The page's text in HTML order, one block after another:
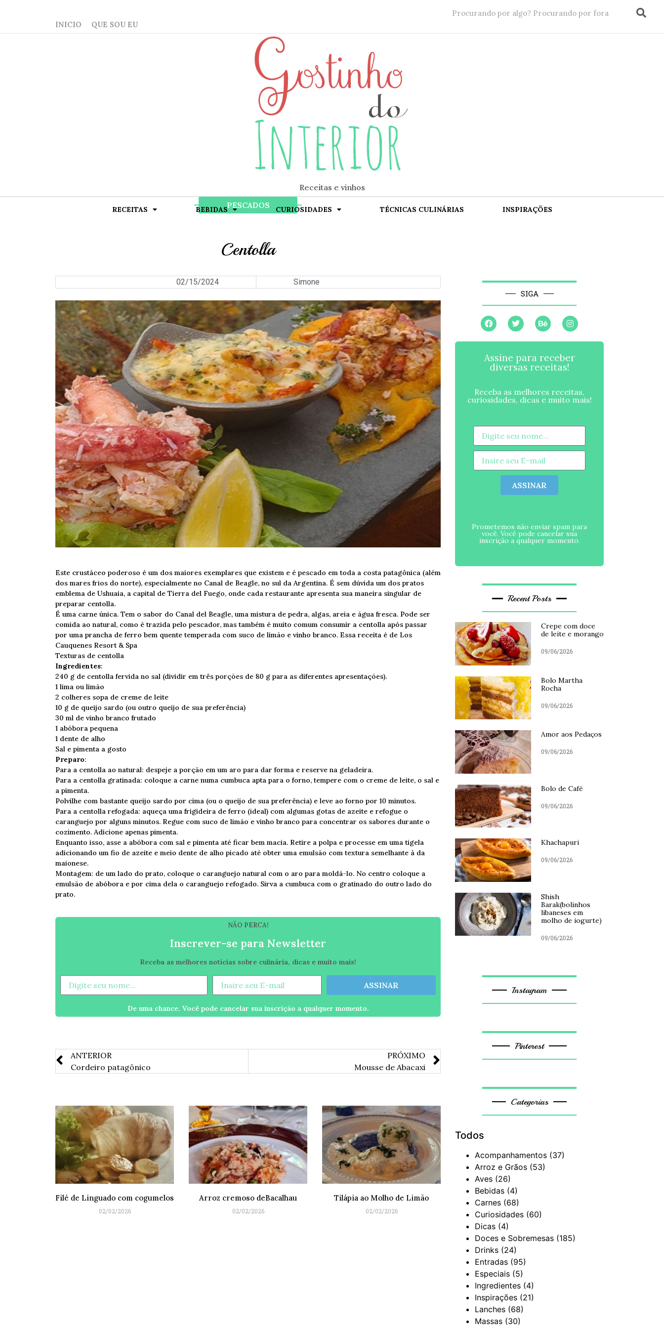
INICIO QUE SOU EU
Receitas e vinhos
RECEITAS BEBIDAS CURIOSIDADES TÉCNICAS CULINÁRIAS INSPIRAÇÕES
PESCADOS
ok
Centolla
02/15/2024 Simone
Este crustáceo poderoso é um dos maiores exemplares que existem e é pescado em toda a costa patagônica (além
dos mares frios do norte), especialmente no Canal de Beagle, no sul da Argentina. É sem dúvida um dos pratos
emblema de Ushuaia, a capital de Tierra del Fuego, onde cada restaurante apresenta sua maneira singular de
preparar centolla.
É uma carne única. Tem o sabor do Canal del Beagle, uma mistura de pedra, algas, areia e água fresca. Pode ser
comida ao natural, como é trazida pelo pescador, mas também é muito comum consumir a centolla após passar
por uma prancha de ferro bem quente temperada com suco de limão e vinho branco. Essa receita é de Los
Cauquenes Resort & Spa
Texturas de centolla
Ingredientes:
240 g de centolla fervida no sal (dividir em três porções de 80 g para as diferentes apresentações).
1 lima ou limão
2 colheres sopa de creme de leite
10 g de queijo sardo (ou outro queijo de sua preferência)
30 ml de vinho branco frutado
1 abóbora pequena
1 dente de alho
Sal e pimenta a gosto
Preparo:
Para a centolla ao natural: despeje a porção em um aro para dar forma e reserve na geladeira.
Para a centolla gratinada: coloque a carne numa cumbuca apta para o forno, tempere com o creme de leite, o sal e
a pimenta.
Polvilhe com bastante queijo sardo por cima (ou o queijo de sua preferência) e leve ao forno por 10 minutos.
Para a centolla refogada: aqueça uma frigideira de ferro (ideal) com algumas gotas de azeite e refogue o
caranguejo por alguns minutos. Regue com suco de limão e vinho branco para concentrar os sabores durante o
cozimento. Adicione apenas pimenta.
Enquanto isso, asse a abóbora com sal e pimenta até ficar bem macia. Retire a polpa e processe em uma tigela
adicionando um fio de azeite e meio dente de alho picado até obter uma emulsão com textura semelhante à da
maionese.
Montagem: de um lado do prato, coloque o caranguejo natural com o aro para moldá-lo. No centro coloque a
emulsão de abóbora e por cima dela o caranguejo refogado. Sirva a cumbuca com o gratinado do outro lado do
prato.
NÃO PERCA!
Inscrever-se para Newsletter
Receba as melhores notícias sobre culinária, dicas e muito mais!
ASSINAR
De uma chance. Você pode cancelar sua inscrição a qualquer momento.
ANTERIOR
Cordeiro patagônico
PRÓXIMO
Mousse de Abacaxi
Filé de Linguado com cogumelos
02/02/2026
Arroz cremoso deBacalhau
02/02/2026
Tilápia ao Molho de Limão
02/02/2026
SIGA
Assine para receber
diversas receitas!
Receba as melhores receitas,
curiosidades, dicas e muito mais!
ASSINAR
Prometemos não enviar spam para
você. Você pode cancelar sua
inscrição a qualquer momento.
Recent Posts
Crepe com doce
de leite e morango
09/06/2026
Bolo Martha
Rocha
09/06/2026
Amor aos Pedaços
09/06/2026
Bolo de Café
09/06/2026
Khachapuri
09/06/2026
Shish
Barak(bolinhos
libaneses em
molho de iogurte)
09/06/2026
Instagram
Pinterest
Categorias
Todos
Acompanhamentos (37)
Arroz e Grãos (53)
Aves (26)
Bebidas (4)
Carnes (68)
Curiosidades (60)
Dicas (4)
Doces e Sobremesas (185)
Drinks (24)
Entradas (95)
Especiais (5)
Ingredientes (4)
Inspirações (21)
Lanches (68)
Massas (30)